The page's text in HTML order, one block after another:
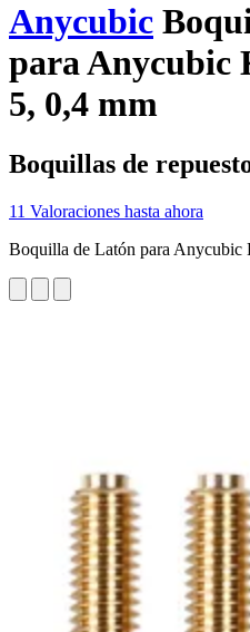
Anycubic
para Anycubic
5, 0,4 mm
Boquillas de
11 Valoraciones hasta ahora
Boquilla de Latón para Anycubic